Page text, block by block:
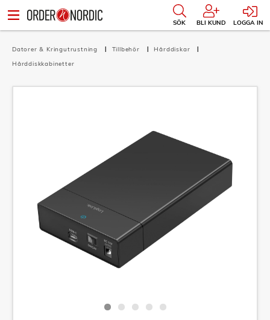
SÖK BLI KUND LOGGA IN
Datorer & Kringutrustning Tillbehör
Hårddiskar
Hårddiskkabinetter